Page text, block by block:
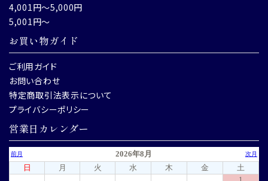
4,001円～5,000円
5,001円～
お買い物ガイド
ご利用ガイド
お問い合わせ
特定商取引法表示について
プライバシーポリシー
営業日カレンダー